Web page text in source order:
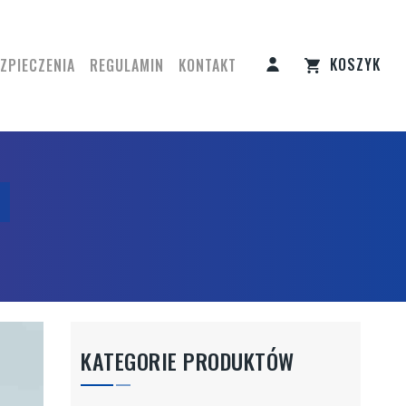
REGULAMIN KONTAKT KOSZYK
KATEGORIE PRODUKTÓW